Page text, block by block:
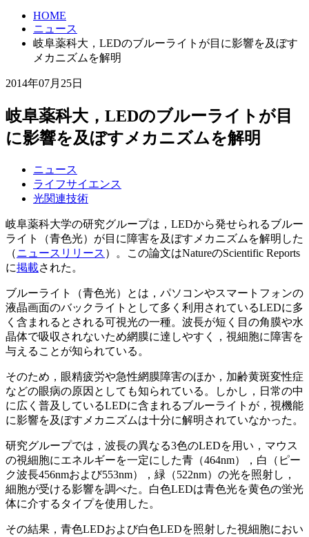
HOME
ニュース
岐阜薬科大，LEDのブルーライトが目に影響を及ぼす
メカニズムを解明
2014年07月25日
岐阜薬科大，LEDのブルーライトが目
に影響を及ぼすメカニズムを解明
ニュース
ライフサイエンス
光関連技術
岐阜薬科大学の研究グループは，LEDから発せられるブルー
ライト（青色光）が目に障害を及ぼすメカニズムを解明した
（ニュースリリース ）。この論文はNatureのScientific Reports
に掲載された。
ブルーライト（青色光）とは，パソコンやスマートフォンの
液晶画面のバックライトとして多く利用されているLEDに多
く含まれるとされる可視光の一種。波長が短く目の角膜や水
晶体で吸収されないため網膜に達しやすく，視細胞に障害を
与えることが知られている。
そのため，眼精疲労や急性網膜障害のほか，加齢黄斑変性症
などの眼病の原因としても知られている。しかし，日常の中
に広く普及しているLEDに含まれるブルーライトが，視機能
に影響を及ぼすメカニズムは十分に解明されていなかった。
研究グループでは，波長の異なる3色のLEDを用い，マウス
の視細胞にエネルギーを一定にした青（464nm），白（ピー
ク波長456nmおよび553nm），緑（522nm）の光を照射し，
細胞が受ける影響を調べた。白色LEDは青色光を黄色の蛍光
体に介するタイプを使用した。
その結果，青色LEDおよび白色LEDを照射した視細胞におい